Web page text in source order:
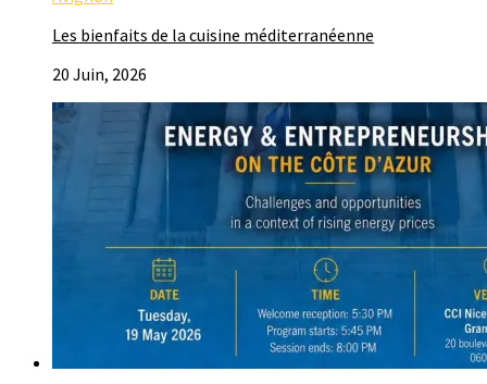
Les bienfaits de la cuisine méditerranéenne
20 Juin, 2026